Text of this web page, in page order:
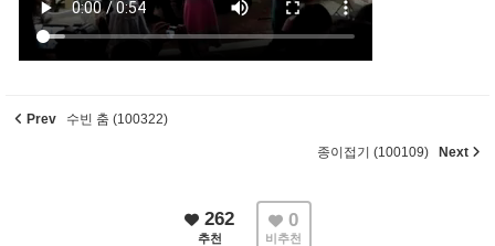
Prev 수빈 춤 (100322)
종이접기 (100109) Next
262
추천
0
비추천